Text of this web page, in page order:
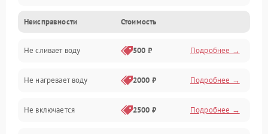
Управление
Электропитание
Датчики
Нагрев
Неисправности Стоимость
Не сливает воду 500 ₽ Подробнее →
Не нагревает воду 2000 ₽ Подробнее →
Не включается 2500 ₽ Подробнее →